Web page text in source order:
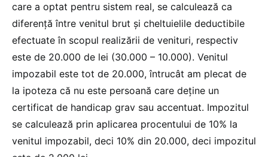
care a optat pentru sistem real, se calculează ca
diferență între venitul brut și cheltuielile deductibile
efectuate în scopul realizării de venituri, respectiv
este de 20.000 de lei (30.000 – 10.000). Venitul
impozabil este tot de 20.000, întrucât am plecat de
la ipoteza că nu este persoană care deține un
certificat de handicap grav sau accentuat. Impozitul
se calculează prin aplicarea procentului de 10% la
venitul impozabil, deci 10% din 20.000, deci impozitul